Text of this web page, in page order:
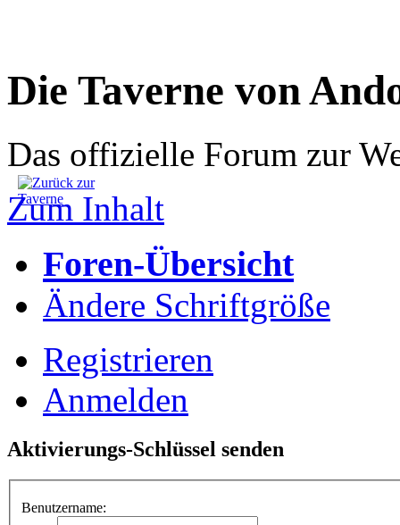
Die Taverne von
Das offizielle Forum zur
Zum Inhalt
Foren-Übersicht
Ändere Schriftgröße
Registrieren
Anmelden
Aktivierungs-Schlüssel senden
Benutzername: